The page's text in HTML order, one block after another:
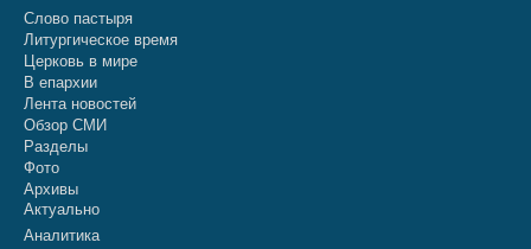
Слово пастыря
Литургическое время
Церковь в мире
В епархии
Лента новостей
Обзор СМИ
Разделы
Фото
Архивы
Актуально
Аналитика